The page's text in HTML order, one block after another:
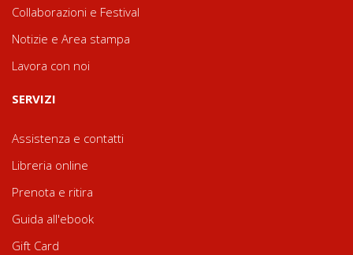
Collaborazioni e Festival
Notizie e Area stampa
Lavora con noi
SERVIZI
Assistenza e contatti
Libreria online
Prenota e ritira
Guida all'ebook
Gift Card